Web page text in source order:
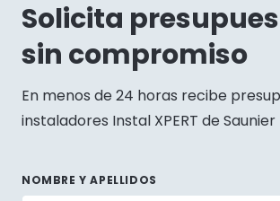
Solicita
sin compromiso
En menos de 24 horas recibe
instaladores Instal XPERT de Saunier
NOMBRE Y APELLIDOS